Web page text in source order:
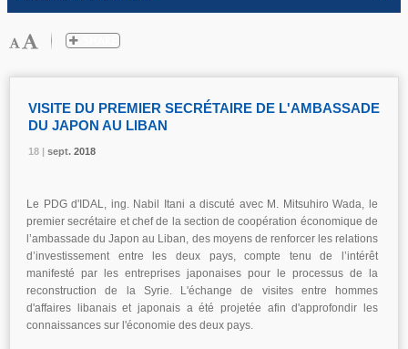
18 | sept. 2018
VISITE DU PREMIER SECRÉTAIRE DE L'AMBASSADE
DU JAPON AU LIBAN
18 | sept. 2018
18 | sept. 2018
Le PDG d'IDAL, ing. Nabil Itani a discuté avec M. Mitsuhiro Wada, le
premier secrétaire et chef de la section de coopération économique de
l’ambassade du Japon au Liban, des moyens de renforcer les relations
d’investissement entre les deux pays, compte tenu de l’intérêt
manifesté par les entreprises japonaises pour le processus de la
reconstruction de la Syrie. L'échange de visites entre hommes
d'affaires libanais et japonais a été projetée afin d'approfondir les
connaissances sur l'économie des deux pays.